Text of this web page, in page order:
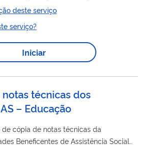
escolhido. Os processos
seletivos são divulgados por meio desta página .
deste serviço
serviço?
Iniciar
técnicas dos
– Educação
cópia de notas técnicas da
Beneficentes de Assistência Social